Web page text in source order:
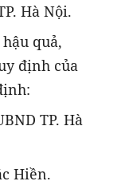
Hà Nội.
quả,
định của
TP. Hà
Hiền.